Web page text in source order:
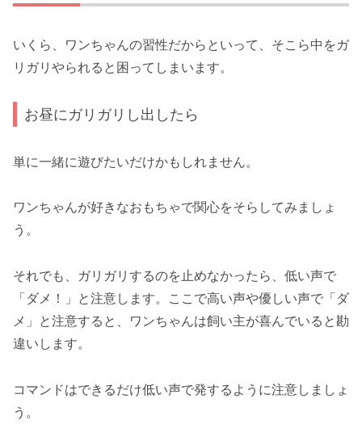
いくら、ワンちゃんの習性だからといって、そこら中をガ
リガリやられると困ってしまいます。
お昼にガリガリし出したら
単に一緒に遊びたいだけかもしれません。
ワンちゃんが好きなおもちゃで関心をそらしてみましょ
う。
それでも、ガリガリするのを止めなかったら、低い声で
「ダメ！」と注意します。ここで高い声や優しい声で「ダ
メ」と注意すると、ワンちゃんは飼い主が喜んでいると勘
違いします。
コマンドはできるだけ低い声で発するように注意しましょ
う。